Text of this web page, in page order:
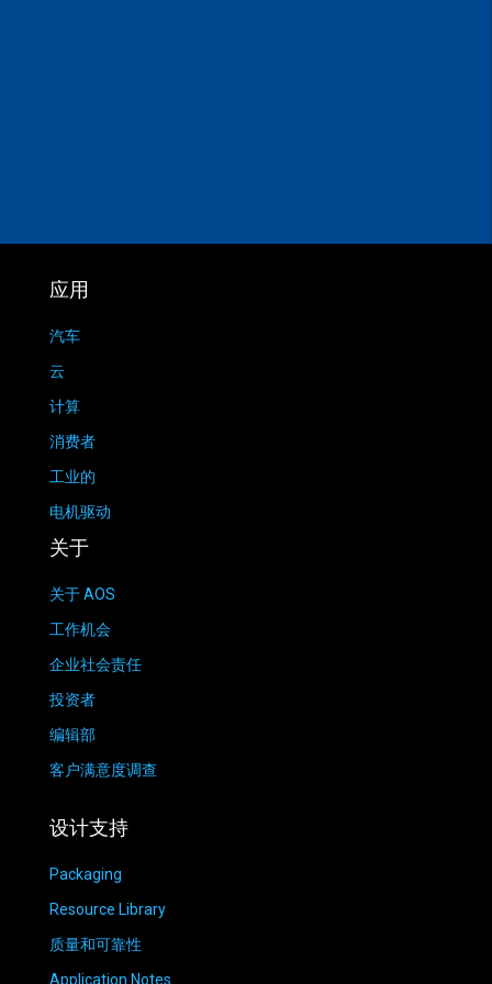
应用
汽车
云
计算
消费者
工业的
电机驱动
关于
关于 AOS
工作机会
企业社会责任
投资者
编辑部
客户满意度调查
设计支持
Packaging
Resource Library
质量和可靠性
Application Notes